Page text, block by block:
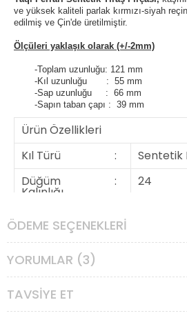
ve yüksek kaliteli parlak kırmızı-siyah
edilmiş ve Çin'de üretilmiştir.
Ölçüleri yaklaşık olarak (+/-2mm)
-Toplam uzunluğu: 121 mm
-Kıl uzunluğu : 55 mm
-Sap uzunluğu : 66 mm
-Sapın taban çapı : 39 mm
Ürün Özellikleri
Kıl Türü
:
Sentetik
Düğüm
Kalınlığı
: 24
ÖDEME SEÇENEKLERI
YORUMLAR (3)
TAVSIYE ET